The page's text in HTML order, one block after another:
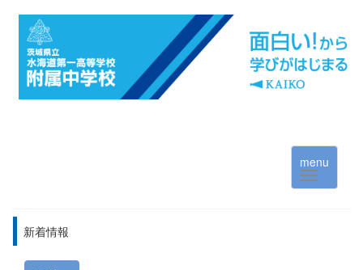
menu
新着情報